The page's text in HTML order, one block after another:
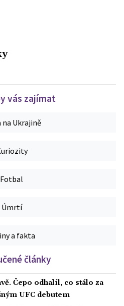
vás zajímat
na Ukrajině
Fotbal
Úmrtí
a fakta
články
Čepo odhalil, co stálo za
UFC debutem